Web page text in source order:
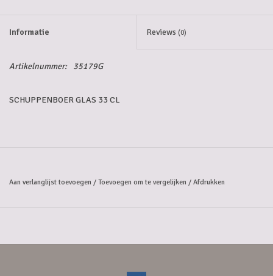
Informatie Reviews (0)
Artikelnummer: 35179G
SCHUPPENBOER GLAS 33 CL
Aan verlanglijst toevoegen / Toevoegen om te vergelijken / Afdrukken